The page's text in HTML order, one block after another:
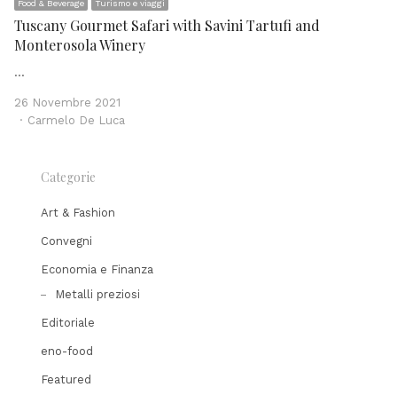
Food & Beverage Turismo e viaggi
Tuscany Gourmet Safari with Savini Tartufi and
Monterosola Winery
…
26 Novembre 2021
Author
Carmelo De Luca
Categorie
Art & Fashion
Convegni
Economia e Finanza
Metalli preziosi
Editoriale
eno-food
Featured